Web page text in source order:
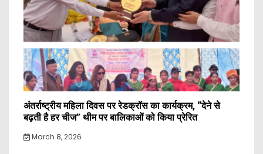
अंतर्राष्ट्रीय महिला दिवस पर रेडक्रॉस का कार्यक्रम, “देने से
बढ़ती है हर चीज” थीम पर बालिकाओं को किया प्रेरित
March 8, 2026